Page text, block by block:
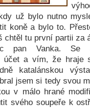
už bylo nutno
koně a bylo to.
chtěl tu první partii za
pan Vanka. Se
účet a vím, že hraje
katalánskou
jsem si tedy svou
v málo hrané
svého soupeře k